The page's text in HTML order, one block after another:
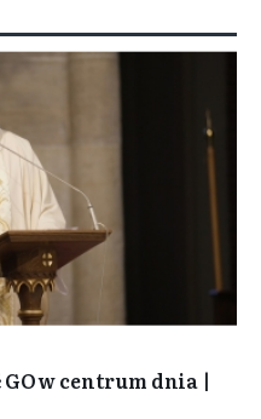
w centrum dnia |